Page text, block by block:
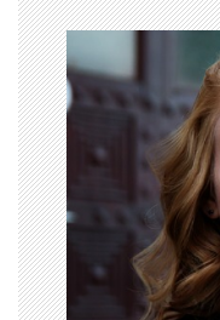
n
a
v
i
g
a
t
i